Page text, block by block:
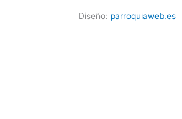
Diseño: parroquiaweb.es